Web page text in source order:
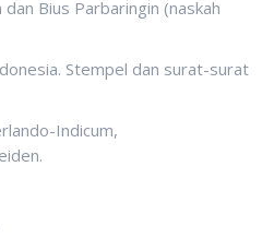
Bius Parbaringin (naskah
Stempel dan surat-surat
Indicum,